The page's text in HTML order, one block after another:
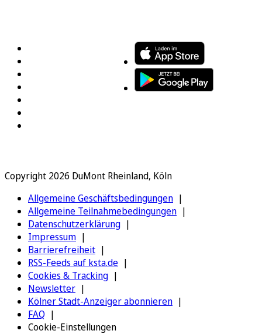
Copyright 2026 DuMont Rheinland, Köln
Allgemeine Geschäftsbedingungen
Allgemeine Teilnahmebedingungen
Datenschutzerklärung
Impressum
Barrierefreiheit
RSS-Feeds auf ksta.de
Cookies & Tracking
Newsletter
Kölner Stadt-Anzeiger abonnieren
FAQ
Cookie-Einstellungen